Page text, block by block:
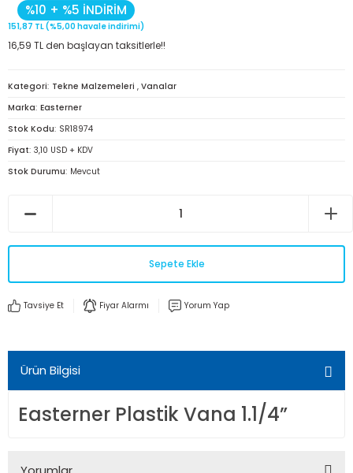
%10 + %5 İNDİRİM
151,87 TL (%5,00 havale indirimi)
16,59 TL den başlayan taksitlerle!!
Kategori Tekne Malzemeleri , Vanalar
Marka Easterner
Stok Kodu SR18974
Fiyat 3,10 USD + KDV
Stok Durumu Mevcut
Sepete Ekle
Tavsiye Et Fiyar Alarmı Yorum Yap
Ürün Bilgisi
Easterner Plastik Vana 1.1/4”